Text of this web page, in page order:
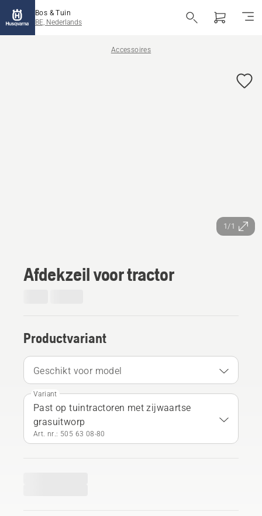
Bos & Tuin
BE, Nederlands
Accessoires
1/1
Afdekzeil voor tractor
Productvariant
Geschikt voor model
Variant
Past op tuintractoren met zijwaartse
grasuitworp
Art. nr.: 505 63 08‑80